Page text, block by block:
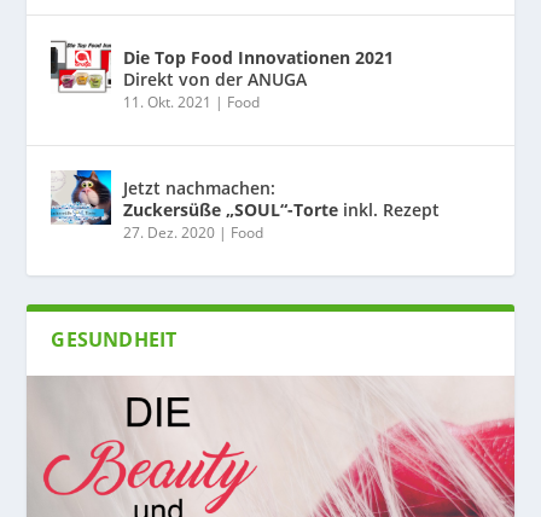
Die Top Food Innovationen 2021
Direkt von der ANUGA
11. Okt. 2021 | Food
Jetzt nachmachen:
Zuckersüße „SOUL“-Torte inkl. Rezept
27. Dez. 2020 | Food
GESUNDHEIT